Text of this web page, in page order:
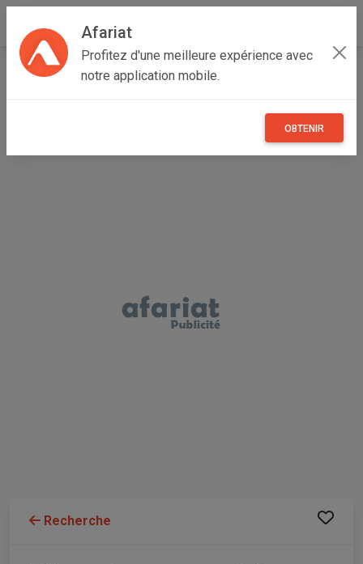
Afariat
Profitez d'une meilleure expérience avec
notre application mobile.
OBTENIR
Accueil Immobilier Cap bon - Sahel
VILLA RANY Hammamet Sud El Monchar AV1915
Recherche